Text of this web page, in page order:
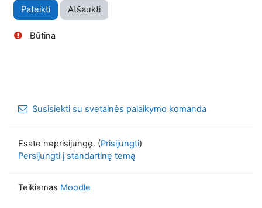
Būtina
Susisiekti su svetainės palaikymo komanda
Esate neprisijungę. (Prisijungti)
Persijungti į standartinę temą
Teikiamas Moodle